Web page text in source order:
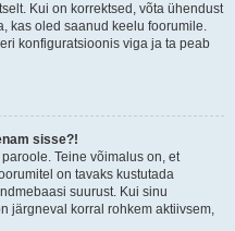
Kui on korrektsed, võta ühendust
kas oled saanud keelu foorumile.
konfiguratsioonis viga ja ta peab
sisse?!
Teine võimalus on, et
on tavaks kustutada
suurust. Kui sinu
järgneval korral rohkem aktiivsem,